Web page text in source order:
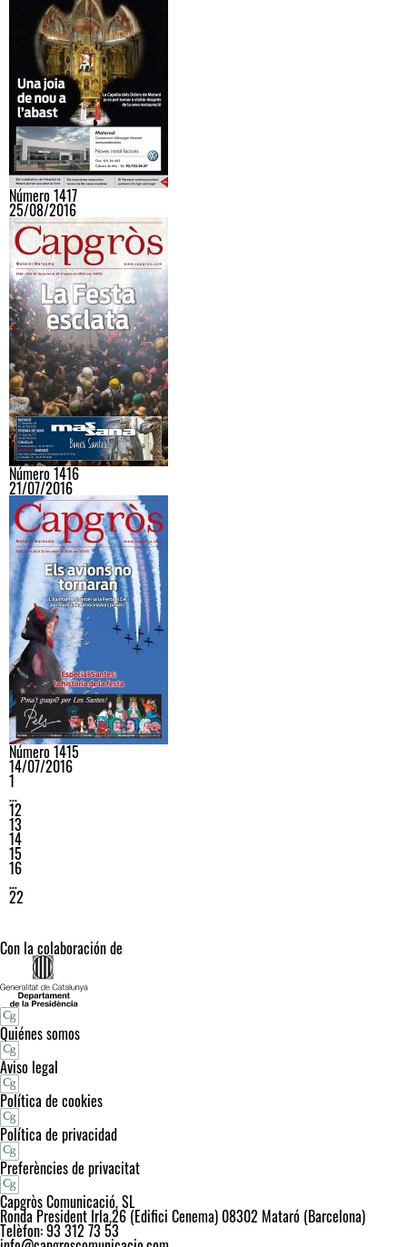
Número 1417
25/08/2016
Número 1416
21/07/2016
Número 1415
14/07/2016
1
…
12
13
14
15
16
…
22
Con la colaboración de
Quiénes somos
Aviso legal
Política de cookies
Política de privacidad
Preferències de privacitat
Capgròs Comunicació, SL
Ronda President Irla,26 (Edifici Cenema) 08302 Mataró (Barcelona)
Telèfon: 93 312 73 53